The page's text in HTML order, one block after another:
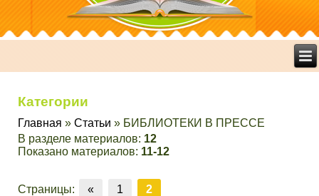
Категории
Главная »Статьи » БИБЛИОТЕКИ В ПРЕССЕ
В разделе материалов: 12
Показано материалов: 11-12
Страницы: « 1 2